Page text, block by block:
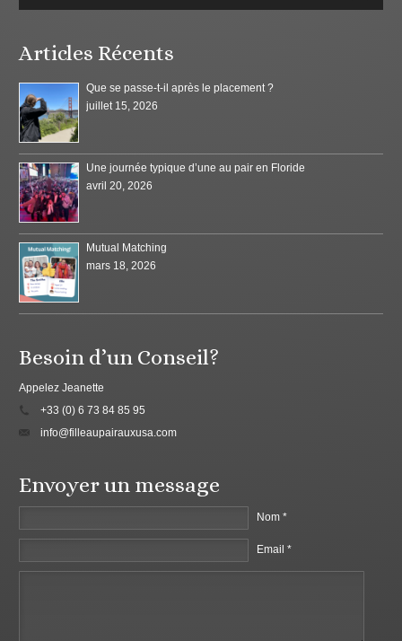
Articles Récents
Que se passe-t-il après le placement ?
juillet 15, 2026
Une journée typique d’une au pair en Floride
avril 20, 2026
Mutual Matching
mars 18, 2026
Besoin d’un Conseil?
Appelez Jeanette
+33 (0) 6 73 84 85 95
info@filleaupairauxusa.com
Envoyer un message
Nom *
Email *